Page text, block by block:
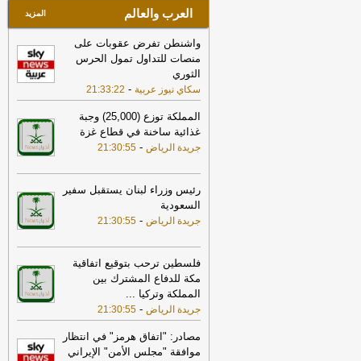
العرب والعالم المزيد
واشنطن تفرض عقوبات على
منصات للتداول تمول الحرس
الثوري
سكاي نيوز عربية -
21:33:22
المملكة توزع (25,000) وجبة
غذائية ساخنة في قطاع غزة
جريدة الرياض -
21:30:55
رئيس وزراء لبنان يستقبل سفير
السعودية
جريدة الرياض -
21:30:55
فلسطين ترحب بتوقيع اتفاقية
مكة للدفاع المشترك بين
المملكة وتركيا ...
جريدة الرياض -
21:30:55
مصادر: "اتفاق هرمز" في انتظار
موافقة "مجلس الأمن" الإيراني